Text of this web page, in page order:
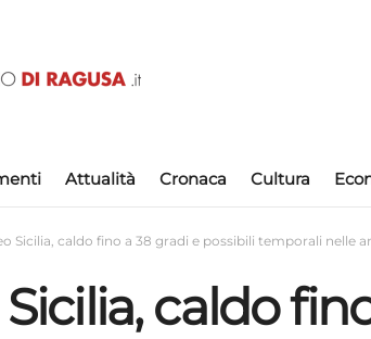
Attualità Cronaca Cultura
Sicilia, caldo fino a 38 gradi e possibili temporali nelle
caldo